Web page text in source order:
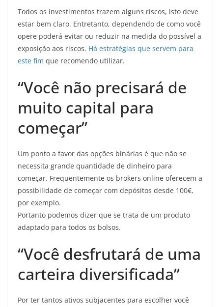
Todos os investimentos trazem alguns riscos, isto deve
estar bem claro. Entretanto, dependendo de como você
opere poderá evitar ou reduzir na medida do possível a
exposição aos riscos. Há estratégias que servem para
este fim que recomendo utilizar.
“Você não precisará de
muito capital para
começar”
Um ponto a favor das opções binárias é que não se
necessita grande quantidade de dinheiro para
começar. Frequentemente os brokers online oferecem a
possibilidade de começar com depósitos desde 100€,
por exemplo.
Portanto podemos dizer que se trata de um produto
adaptado para todos os bolsos.
“Você desfrutará de uma
carteira diversificada”
Por ter tantos ativos subjacentes para escolher você